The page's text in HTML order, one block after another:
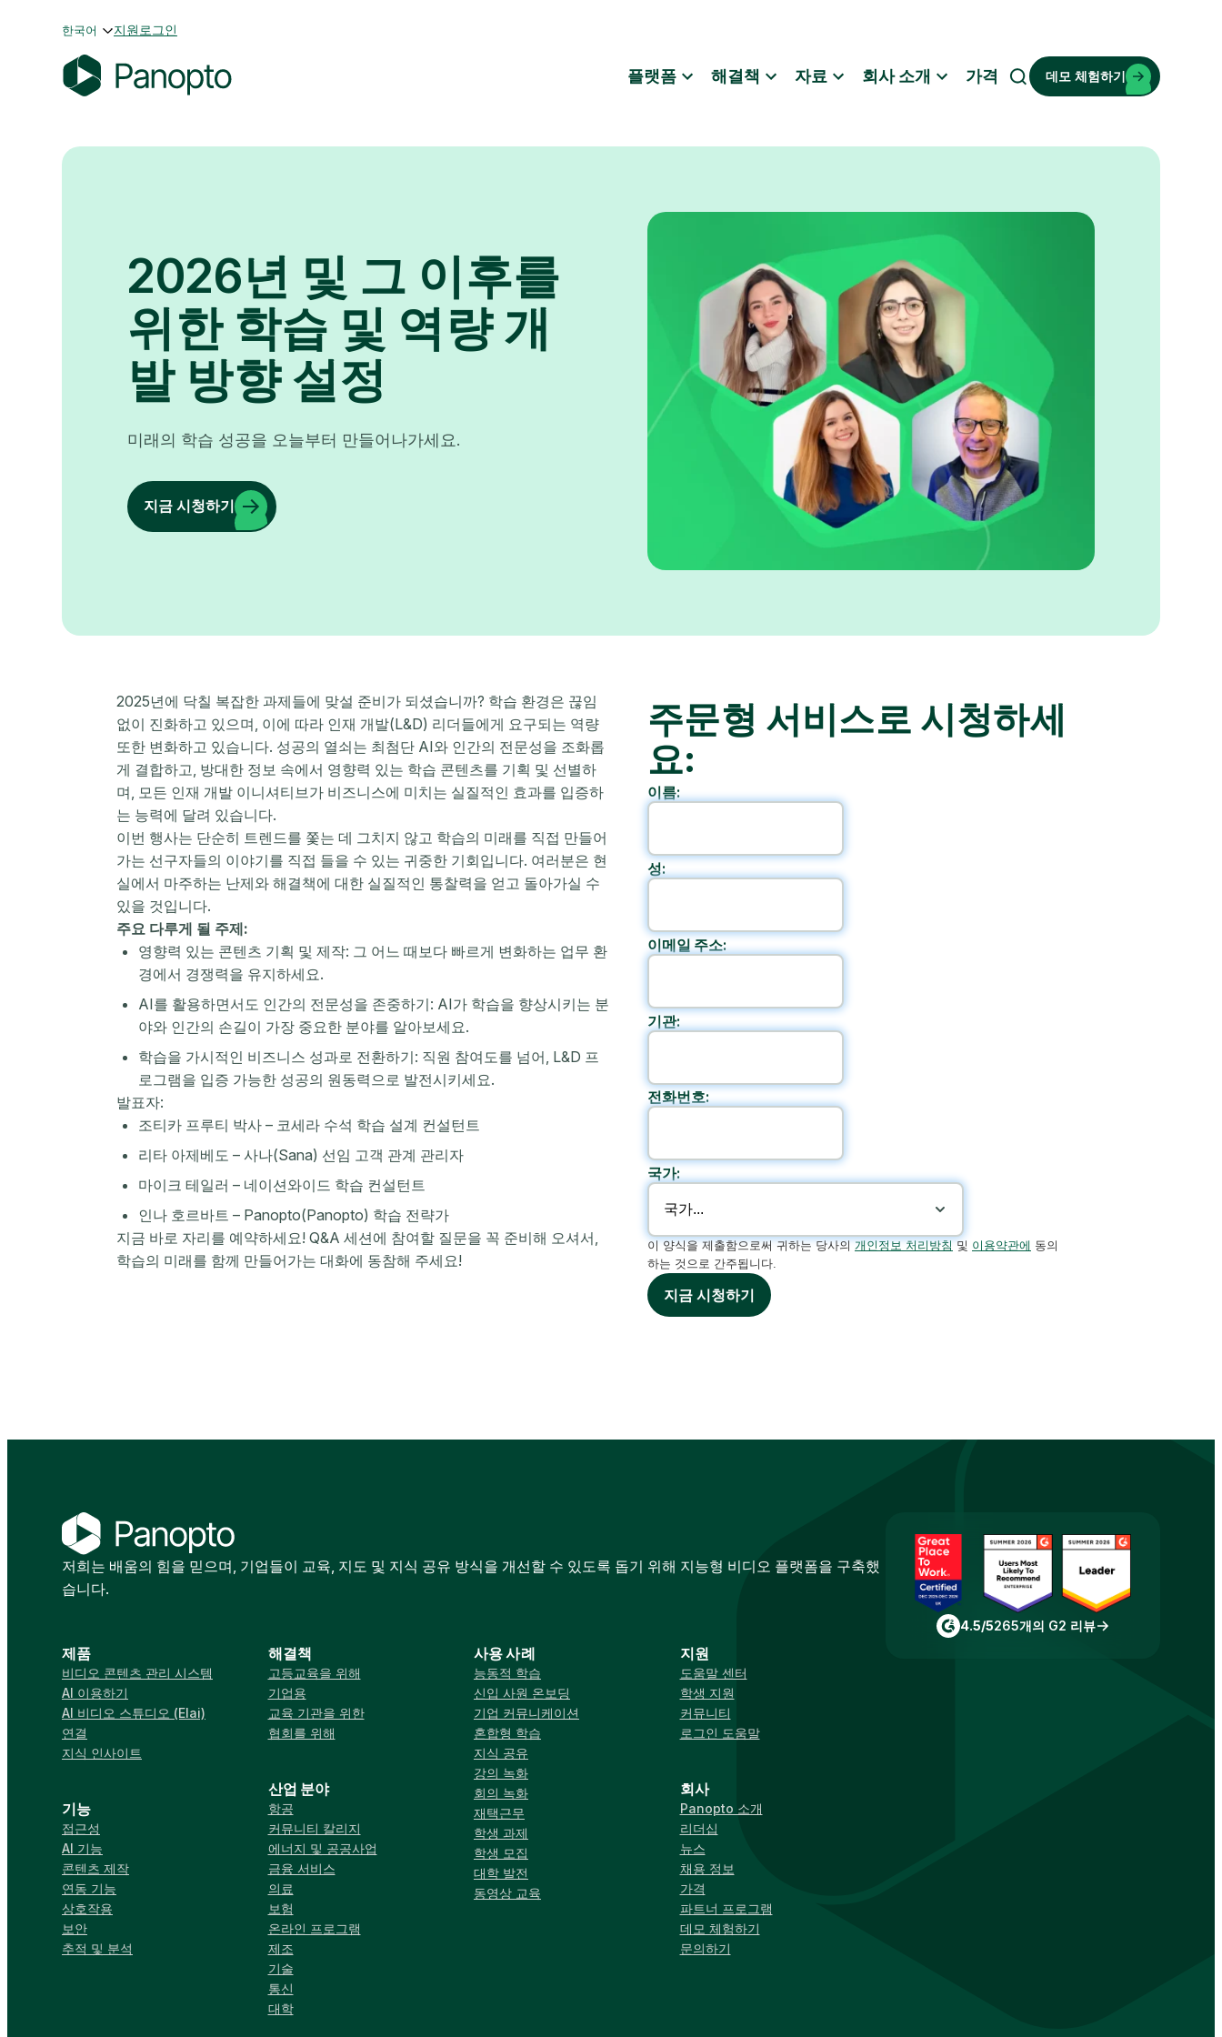
한국어 지원 로그인
n
플랫폼 해결책 자료 회사 소개 가격
검
데모 체험하기
2026년 및 그 이후를
위한 학습 및 역량 개
발 방향 설정
미래의 학습 성공을 오늘부터 만들어나가세요.
지금 시청하기
2025년에 닥칠 복잡한 과제들에 맞설 준비가 되셨습니까? 학습 환경은 끊임
없이 진화하고 있으며, 이에 따라 인재 개발(L&D) 리더들에게 요구되는 역량
또한 변화하고 있습니다. 성공의 열쇠는 최첨단 AI와 인간의 전문성을 조화롭
게 결합하고, 방대한 정보 속에서 영향력 있는 학습 콘텐츠를 기획 및 선별하
며, 모든 인재 개발 이니셔티브가 비즈니스에 미치는 실질적인 효과를 입증하
는 능력에 달려 있습니다.
이번 행사는 단순히 트렌드를 쫓는 데 그치지 않고 학습의 미래를 직접 만들어
가는 선구자들의 이야기를 직접 들을 수 있는 귀중한 기회입니다. 여러분은 현
실에서 마주하는 난제와 해결책에 대한 실질적인 통찰력을 얻고 돌아가실 수
있을 것입니다.
주요 다루게 될 주제:
영향력 있는 콘텐츠 기획 및 제작: 그 어느 때보다 빠르게 변화하는 업무 환
경에서 경쟁력을 유지하세요.
AI를 활용하면서도 인간의 전문성을 존중하기: AI가 학습을 향상시키는 분
야와 인간의 손길이 가장 중요한 분야를 알아보세요.
학습을 가시적인 비즈니스 성과로 전환하기: 직원 참여도를 넘어, L&D 프
로그램을 입증 가능한 성공의 원동력으로 발전시키세요.
발표자:
조티카 프루티 박사 – 코세라 수석 학습 설계 컨설턴트
리타 아제베도 – 사나(Sana) 선임 고객 관계 관리자
마이크 테일러 – 네이션와이드 학습 컨설턴트
인나 호르바트 – Panopto(Panopto) 학습 전략가
지금 바로 자리를 예약하세요! Q&A 세션에 참여할 질문을 꼭 준비해 오셔서,
학습의 미래를 함께 만들어가는 대화에 동참해 주세요!
주문형 서비스로 시청하세
요:
이름:
성:
이메일 주소:
기관:
전화번호:
국가:
이 양식을 제출함으로써 귀하는 당사의개인정보 처리방침 및 이용약관에 동의
하는 것으로 간주됩니다.
지금 시청하기
저희는 배움의 힘을 믿으며, 기업들이 교육, 지도 및 지식 공유 방식을 개선할 수 있도록 돕기 위해 지능형 비디오 플랫폼을 구축했
습니다.
제품
비디오 콘텐츠 관리 시스템
AI 이용하기
AI 비디오 스튜디오 (Elai)
연결
지식 인사이트
기능
접근성
AI 기능
콘텐츠 제작
연동 기능
상호작용
보안
추적 및 분석
해결책
고등교육을 위해
기업용
교육 기관을 위한
협회를 위해
산업 분야
항공
커뮤니티 칼리지
에너지 및 공공사업
금융 서비스
의료
보험
온라인 프로그램
제조
기술
통신
대학
사용 사례
능동적 학습
신입 사원 온보딩
기업 커뮤니케이션
혼합형 학습
지식 공유
강의 녹화
회의 녹화
재택근무
학생 과제
학생 모집
대학 발전
동영상 교육
지원
도움말 센터
학생 지원
커뮤니티
로그인 도움말
회사
Panopto 소개
리더십
뉴스
채용 정보
가격
파트너 프로그램
데모 체험하기
문의하기
4.5/5265개의 G2 리뷰